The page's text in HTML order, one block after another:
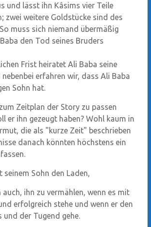
und lässt ihn Kâsims vier Teile
zwei weitere Goldstücke sind des
muss sich niemand übermäßig
den Tod seines Bruders
Frist heiratet Ali Baba seine
nebenbei erfahren wir, dass Ali Baba
Sohn hat.
Zeitplan der Story zu passen
er ihn gezeugt haben? Wohl kaum in
die als "kurze Zeit" beschrieben
danach könnten höchstens ein
seinem Sohn den Laden,
auch, ihn zu vermählen, wenn es mit
erfolgreich stehe und wenn er den
und der Tugend gehe.